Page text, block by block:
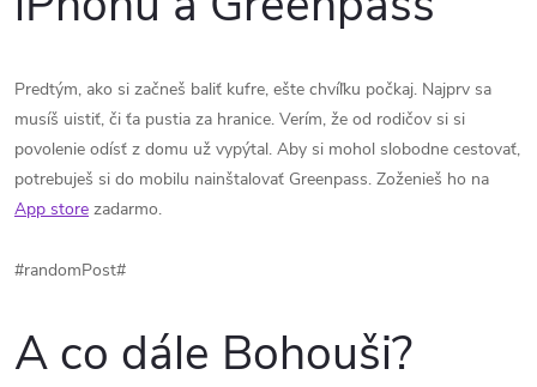
Predtým, ako si začneš baliť kufre, ešte chvíľku počkaj. Najprv sa
musíš uistiť, či ťa pustia za hranice. Verím, že od rodičov si si
povolenie odísť z domu už vypýtal. Aby si mohol slobodne cestovať,
potrebuješ si do mobilu nainštalovať Greenpass. Zoženieš ho na
App store zadarmo.
#randomPost#
A co dále Bohouši?